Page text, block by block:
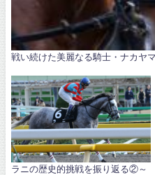
戦い続けた美麗なる騎士・ナカヤ
ラニの歴史的挑戦を振り返る②～